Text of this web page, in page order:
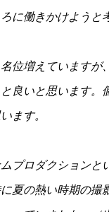
に働きかけよう
増えていますが
良いと思います
ます。
プロダクション
夏の熱い時期の